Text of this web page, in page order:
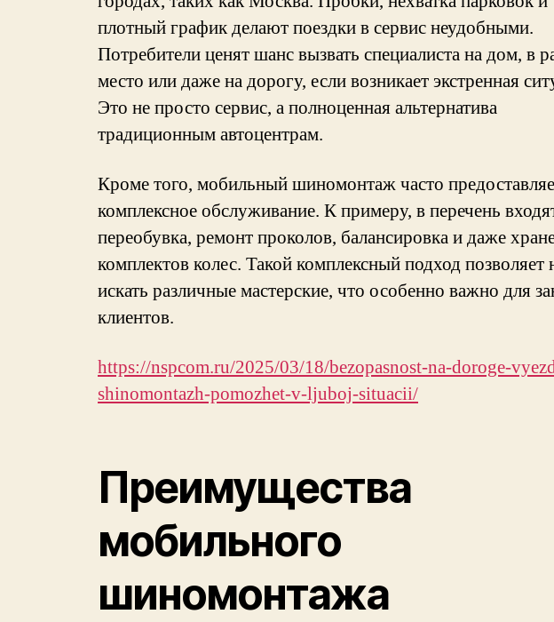
плотный график делают поездки в сервис неудобными.
Потребители ценят шанс вызвать специалиста на дом, в
место или даже на дорогу, если возникает экстренная
Это не просто сервис, а полноценная альтернатива
традиционным автоцентрам.
Кроме того, мобильный шиномонтаж часто
комплексное обслуживание. К примеру, в перечень
переобувка, ремонт проколов, балансировка и даже
комплектов колес. Такой комплексный подход позволяет
искать различные мастерские, что особенно важно для
клиентов.
https://nspcom.ru/2025/03/18/bezopasnost-na-doroge-
shinomontazh-pomozhet-v-ljuboj-situacii/
Преимущества
мобильного
шиномонтажа